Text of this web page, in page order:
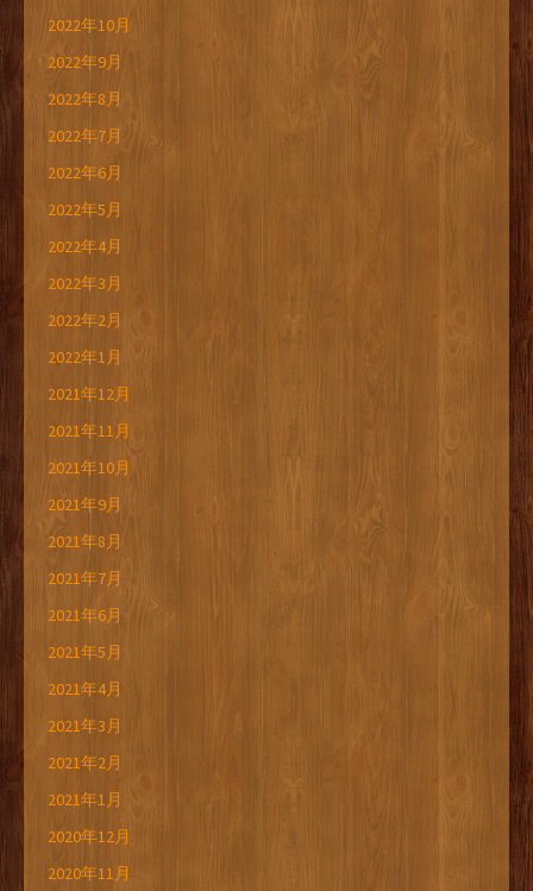
2022年10月
2022年9月
2022年8月
2022年7月
2022年6月
2022年5月
2022年4月
2022年3月
2022年2月
2022年1月
2021年12月
2021年11月
2021年10月
2021年9月
2021年8月
2021年7月
2021年6月
2021年5月
2021年4月
2021年3月
2021年2月
2021年1月
2020年12月
2020年11月